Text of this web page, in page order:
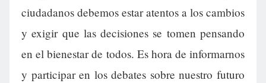
ciudadanos debemos estar atentos a los cambios
y exigir que las decisiones se tomen pensando
en el bienestar de todos. Es hora de informarnos
y participar en los debates sobre nuestro futuro